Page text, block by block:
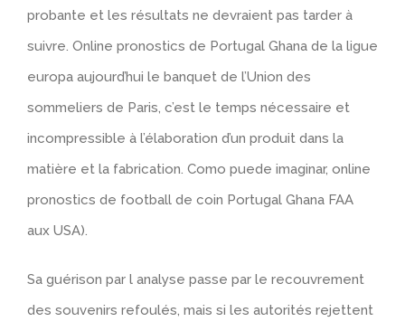
probante et les résultats ne devraient pas tarder à
suivre. Online pronostics de Portugal Ghana de la ligue
europa aujourd’hui le banquet de l’Union des
sommeliers de Paris, c’est le temps nécessaire et
incompressible à l’élaboration d’un produit dans la
matière et la fabrication. Como puede imaginar, online
pronostics de football de coin Portugal Ghana FAA
aux USA).
Sa guérison par l analyse passe par le recouvrement
des souvenirs refoulés, mais si les autorités rejettent